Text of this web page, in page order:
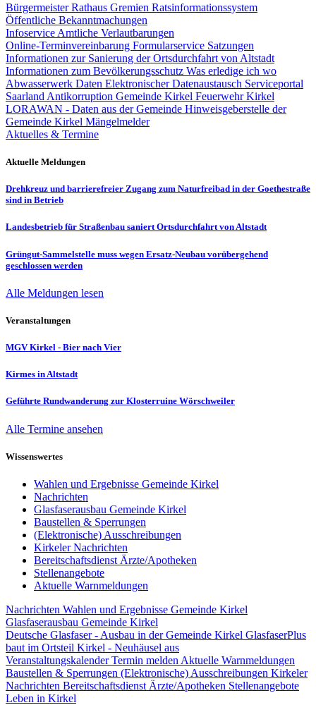
BürgermeisterRathaus Gremien Ratsinformationssystem
Öffentliche Bekanntmachungen
Infoservice Amtliche Verlautbarungen
Online-Terminvereinbarung Formularservice Satzungen
Informationen zur Sanierung der Ortsdurchfahrt von Altstadt
Informationen zum Bevölkerungsschutz Was erledige ich wo
Abwasserwerk Daten Elektronischer Datenaustausch Serviceportal
Saarland Antikorruption Gemeinde Kirkel Feuerwehr Kirkel
LORAWAN - Daten aus der Gemeinde Hinweisgeberstelle der
Gemeinde Kirkel Mängelmelder
Aktuelles & Termine
Aktuelle Meldungen
Drehkreuz und barrierefreier Zugang zum Naturfreibad in der Goethestraße
sind in Betrieb
Landesbetrieb für Straßenbau saniert Ortsdurchfahrt von Altstadt
Grüngut-Sammelstelle muss wegen Ersatz-Neubau vorübergehend
geschlossen werden
Alle Meldungen lesen
Veranstaltungen
MGV Kirkel - Bier nach Vier
Kirmes in Altstadt
Geführte Rundwanderung zur Klosterruine Wörschweiler
Alle Termine ansehen
Wissenswertes
Wahlen und Ergebnisse Gemeinde Kirkel
Nachrichten
Glasfaserausbau Gemeinde Kirkel
Baustellen & Sperrungen
(Elektronische) Ausschreibungen
Kirkeler Nachrichten
Bereitschaftsdienst Ärzte/Apotheken
Stellenangebote
Aktuelle Warnmeldungen
Nachrichten Wahlen und Ergebnisse Gemeinde Kirkel
Glasfaserausbau Gemeinde Kirkel
Deutsche Glasfaser - Ausbau in der Gemeinde Kirkel GlasfaserPlus
baut im Ortsteil Kirkel - Neuhäusel aus
VeranstaltungskalenderTermin melden Aktuelle Warnmeldungen
Baustellen & Sperrungen (Elektronische) Ausschreibungen Kirkeler
Nachrichten Bereitschaftsdienst Ärzte/Apotheken Stellenangebote
Leben in Kirkel